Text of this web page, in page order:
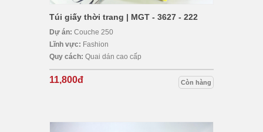
Túi giấy thời trang | MGT - 3627 - 222
Dự án: Couche 250
Lĩnh vực: Fashion
Quy cách: Quai dán cao cấp
11,800đ Còn hàng